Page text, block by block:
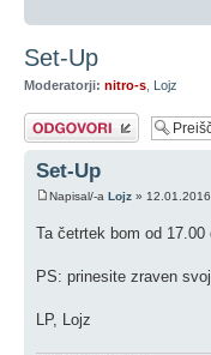
Set-Up
Moderatorji: nitro-s Lojz
Napiši odgovor
Set-Up
Napisal/-a Lojz »
Ta četrtek bom od
PS: prinesite zraven
LP, Lojz